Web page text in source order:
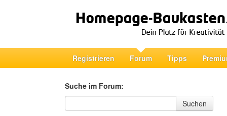
Registrieren Forum Tipps
Suche im Forum:
Suche im Forum
Suchen